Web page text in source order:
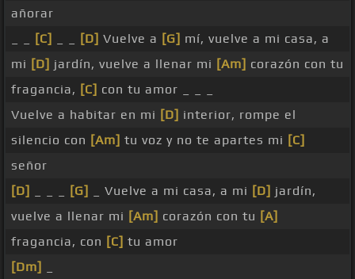
añorar
[C] [D] Vuelve a [G] mí, vuelve a mi casa, a
mi [D] jardín, vuelve a llenar mi [Am] corazón con tu
fragancia, [C] con tu amor _ _ _
Vuelve a habitar en mi [D] interior, rompe el
silencio con [Am] tu voz y no te apartes mi [C]
señor
[D]
[G] _ Vuelve a mi casa, a mi [D] jardín,
vuelve a llenar mi [Am] corazón con tu [A]
fragancia, con [C] tu amor
[Dm]